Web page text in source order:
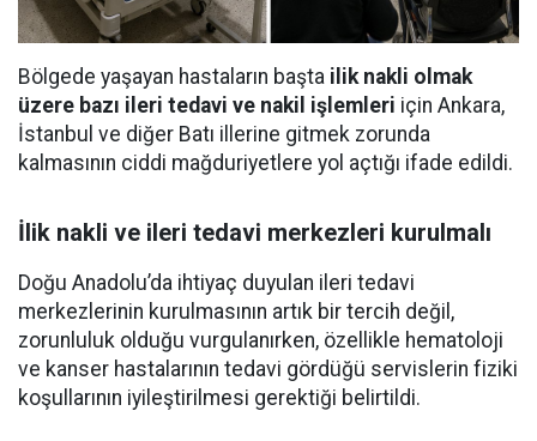
Bölgede yaşayan hastaların başta ilik nakli olmak
üzere bazı ileri tedavi ve nakil işlemleri için Ankara,
İstanbul ve diğer Batı illerine gitmek zorunda
kalmasının ciddi mağduriyetlere yol açtığı ifade edildi.
İlik nakli ve ileri tedavi merkezleri kurulmalı
Doğu Anadolu’da ihtiyaç duyulan ileri tedavi
merkezlerinin kurulmasının artık bir tercih değil,
zorunluluk olduğu vurgulanırken, özellikle hematoloji
ve kanser hastalarının tedavi gördüğü servislerin fiziki
koşullarının iyileştirilmesi gerektiği belirtildi.